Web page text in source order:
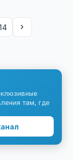
›
там, где